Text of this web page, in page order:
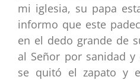
mi iglesia, su papa
informo que este
en el dedo grande de
al Señor por sanidad
se quitó el zapato y